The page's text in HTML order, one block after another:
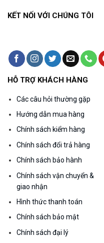
KẾT NỐI VỚI CHÚNG TÔI
HỖ TRỢ KHÁCH HÀNG
Các câu hỏi thường gặp
Hướng dẫn mua hàng
Chính sách kiểm hàng
Chính sách đổi trả hàng
Chính sách bảo hành
Chính sách vận chuyển &
giao nhận
Hình thức thanh toán
Chính sách bảo mật
Chính sách đại lý